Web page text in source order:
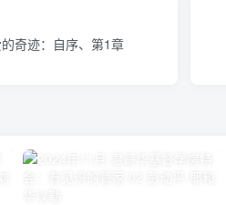
奇迹：自序、第1章